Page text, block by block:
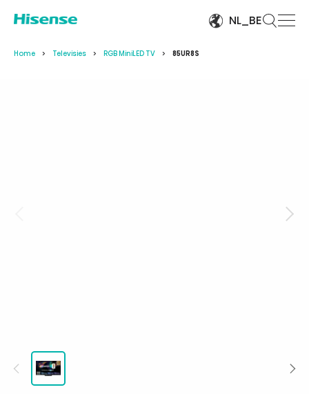
NL_BE
Home Televisies RGB MiniLED TV 85UR8S